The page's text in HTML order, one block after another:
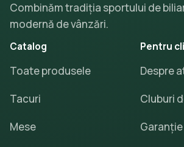
Combinăm tradiția sportului de
modernă de vânzări.
Catalog
Toate produsele
Tacuri
Mese
Pentru
Despre
Cluburi
Garanție